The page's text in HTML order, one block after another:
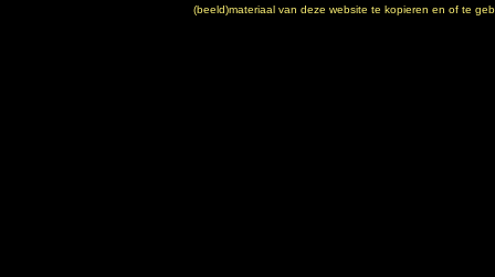
(beeld)materiaal van deze website te kopieren en of te